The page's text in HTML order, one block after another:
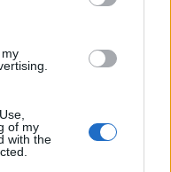
of my
with the